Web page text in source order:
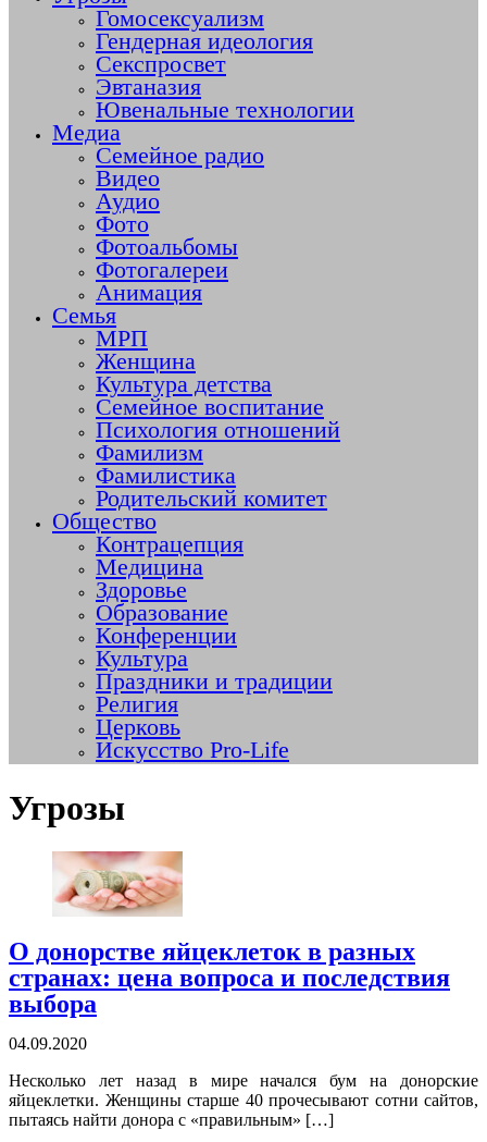
Гомосексуализм
Гендерная идеология
Секспросвет
Эвтаназия
Ювенальные технологии
Медиа
Семейное радио
Видео
Аудио
Фото
Фотоальбомы
Фотогалереи
Анимация
Семья
МРП
Женщина
Культура детства
Семейное воспитание
Психология отношений
Фамилизм
Фамилистика
Родительский комитет
Общество
Контрацепция
Медицина
Здоровье
Образование
Конференции
Культура
Праздники и традиции
Религия
Церковь
Искусство Pro-Life
Угрозы
О донорстве яйцеклеток в разных
странах: цена вопроса и последствия
выбора
04.09.2020
Несколько лет назад в мире начался бум на донорские
яйцеклетки. Женщины старше 40 прочесывают сотни сайтов,
пытаясь найти донора с «правильным» […]